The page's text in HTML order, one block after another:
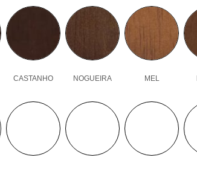
CASTANHO NOGUEIRA MEL